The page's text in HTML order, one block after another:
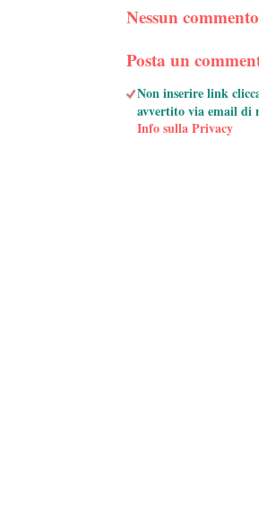
Nessun
Posta un
Non inserire link
avvertito via email di
Info sulla Privacy